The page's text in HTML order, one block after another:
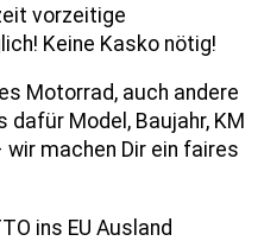
vorzeitige
Keine Kasko nötig!
Motorrad, auch andere
Model, Baujahr, KM
machen Dir ein faires
ins EU Ausland